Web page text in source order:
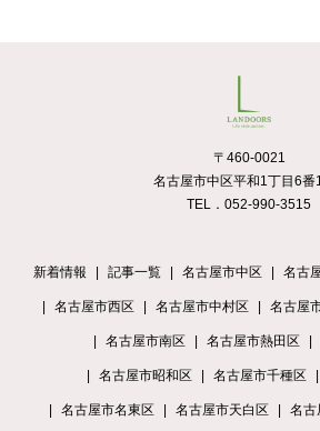
〒460-0021
名古屋市中区平和1丁目6番
TEL．052-990-3515
新着情報 記事一覧 名古屋市中区 名古
名古屋市西区 名古屋市中村区 名古屋
名古屋市南区 名古屋市熱田区
名古屋市昭和区 名古屋市千種区
名古屋市名東区 名古屋市天白区 名古